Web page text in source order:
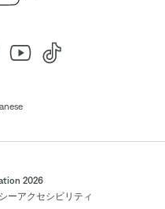
2026
ーアクセシビリティ